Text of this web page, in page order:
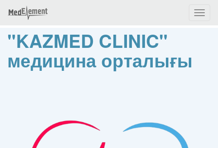
"KAZMED CLINIC"
медицина орталығы